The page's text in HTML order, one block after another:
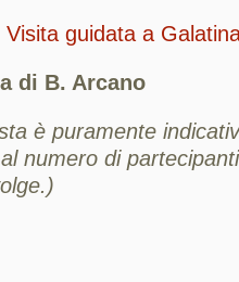
Visita guidata a
di B. Arcano
è puramente
numero di